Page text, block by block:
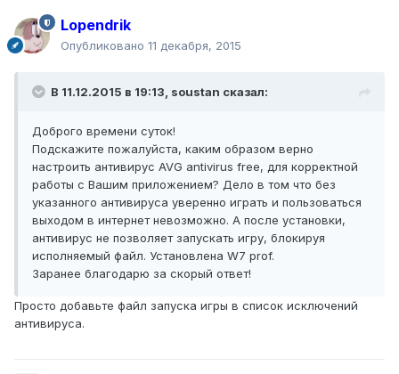
Lopendrik
Опубликовано 11 декабря, 2015
В 11.12.2015 в 19:13, soustan сказал:
Доброго времени суток!
Подскажите пожалуйста, каким образом верно
настроить антивирус AVG antivirus free, для корректной
работы с Вашим приложением? Дело в том что без
указанного антивируса уверенно играть и пользоваться
выходом в интернет невозможно. А после установки,
антивирус не позволяет запускать игру, блокируя
исполняемый файл. Установлена W7 prof.
Заранее благодарю за скорый ответ!
Просто добавьте файл запуска игры в список исключений
антивируса.